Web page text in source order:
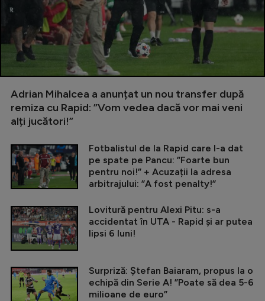
Adrian Mihalcea a anunțat un nou transfer după
remiza cu Rapid: ”Vom vedea dacă vor mai veni
alți jucători!”
Fotbalistul de la Rapid care l-a dat
pe spate pe Pancu: ”Foarte bun
pentru noi!” + Acuzații la adresa
arbitrajului: ”A fost penalty!”
Lovitură pentru Alexi Pitu: s-a
accidentat în UTA - Rapid și ar putea
lipsi 6 luni!
Surpriză: Ștefan Baiaram, propus la o
echipă din Serie A! ”Poate să dea 5-6
milioane de euro”